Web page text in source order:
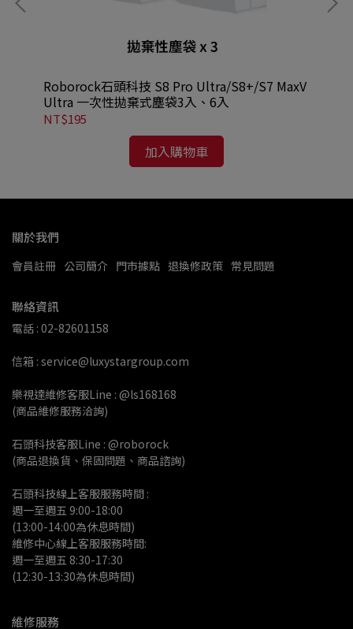
Roborock石頭科技 S8 Pro Ultra/S8+/S7 MaxV
Ultra 一次性拋棄式塵袋3入、6入
NT$195
加入購物車
關於我們
會員註冊 公司簡介 門市據點 退換修政策 常見問題
聯絡資訊
電話 : 02-82601158
信箱 : service@luxystargroup.com
樂視達維修客服Line : @ls168168
(商品維修服務洽詢)
石頭科技客服Line : @roborock
(商品退換貨、保固問題、商品諮詢)
石頭科技線上客服服務時間 :
週一至週五 9:00-18:00
(13:00-14:00為休息時間)
維修中心線上客服服務時間:
週一至週五 8:30-17:30
(12:30-13:30為休息時間)
維修服務